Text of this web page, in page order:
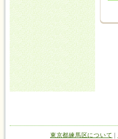
東京都練馬区について